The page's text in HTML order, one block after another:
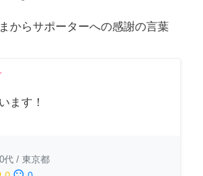
からサポーターへの感謝の言葉
ます！
代 / 東京都